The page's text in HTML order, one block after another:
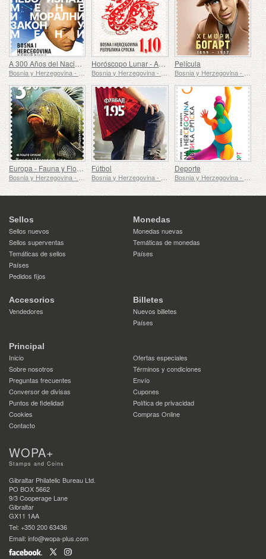
A 300 Años del Nacimiento de Immanuel Kant Horóscopo Lunar - Año del Dragón Película
Europa - Fauna y Flora Submarinas Fútbol Deporte
Sellos
Sellos nuevos
Sellos superventas
Temáticas de sellos
Países
Pedidos fijos
Monedas
Monedas nuevas
Temáticas de monedas
Países
Accesorios
Vendedores
Billetes
Nuevos billetes
Países
Principal
Inicio
Ofertas especiales
Sobre nosotros
Términos y condiciones
Preguntas frecuentes
Envío
Conversor de divisas
Cupones
Puntos de fidelidad
Política de privacidad
Cookies
Compras Online
Contacto
WOPA+
Stamps and Coins
Gibraltar Philatelic Bureau Ltd.
PO BOX 5662
9/3 Cooperage Lane
Gibraltar
GX11 1AA
Tel: +350 200 63436
Email: info@wopa-plus.com